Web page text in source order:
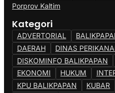
Porprov Kaltim
Kategori
ADVERTORIAL
DAERAH
DINAS
DISKOMINFO BALIKPAPAN
EKONOMI
HUKUM
KPU BALIKPAPAN
KUBAR